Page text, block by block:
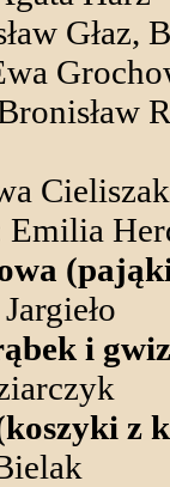
Głaz,
Emilia
i
z